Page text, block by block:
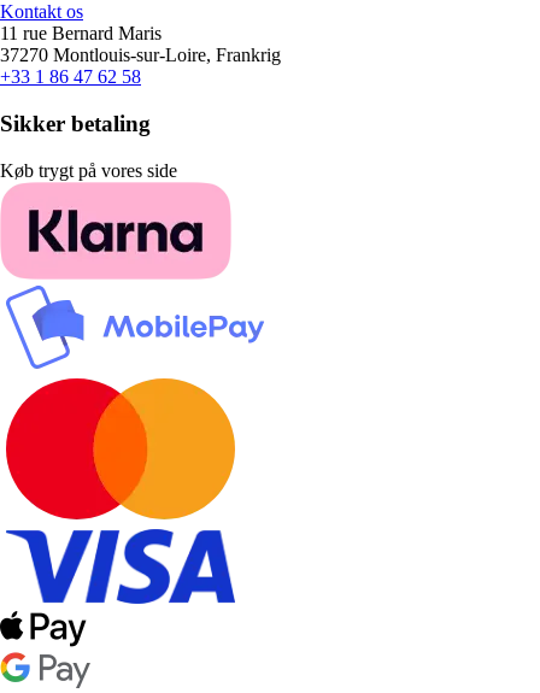
Kontakt os
11 rue Bernard Maris
37270 Montlouis-sur-Loire, Frankrig
+33 1 86 47 62 58
Sikker betaling
Køb trygt på vores side